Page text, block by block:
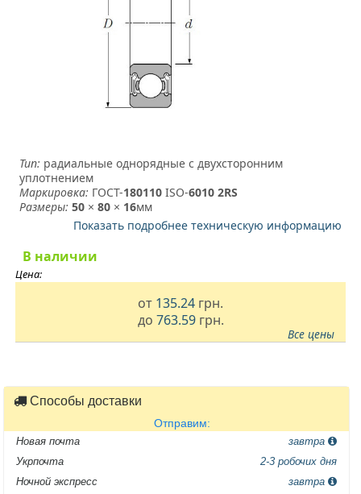
Тип: радиальные однорядные с двухсторонним
уплотнением
Маркировка: ГОСТ-180110 ­ ISO-6010 2RS
Размеры: 50 ×80 × 16мм
Показать подробнее техническую информацию
В наличии
Цена:
от 135.24 грн.
до 763.59 грн.
Все цены
Способы доставки
Отправим:
Новая почта
завтра
Укрпочта
2-3 робочих дня
Ночной экспресс
завтра